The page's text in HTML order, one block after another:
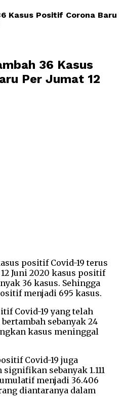
Kasus Positif Corona Baru
36 Kasus
Per Jumat 12
positif Covid-19 terus
Juni 2020 kasus positif
36 kasus. Sehingga
menjadi 695 kasus.
Covid-19 yang telah
sebanyak 24
kasus meninggal
Covid-19 juga
sebanyak 1.111
menjadi 36.406
diantaranya dalam